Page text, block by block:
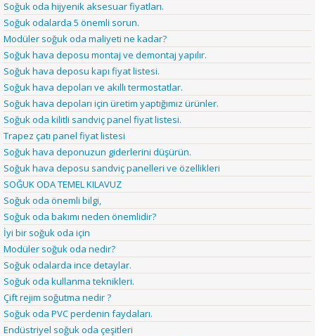
Soğuk oda hijyenik aksesuar fiyatları.
Soğuk odalarda 5 önemli sorun.
Modüler soğuk oda maliyeti ne kadar?
Soğuk hava deposu montaj ve demontaj yapılır.
Soğuk hava deposu kapı fiyat listesi.
Soğuk hava depoları ve akıllı termostatlar.
Soğuk hava depoları için üretim yaptığımız ürünler.
Soğuk oda kilitli sandviç panel fiyat listesi.
Trapez çatı panel fiyat listesi
Soğuk hava deponuzun giderlerini düşürün.
Soğuk hava deposu sandviç panelleri ve özellikleri
SOĞUK ODA TEMEL KILAVUZ
Soğuk oda önemli bilgi,
Soğuk oda bakımı neden önemlidir?
İyi bir soğuk oda için
Modüler soğuk oda nedir?
Soğuk odalarda ince detaylar.
Soğuk oda kullanma teknikleri.
Çift rejim soğutma nedir ?
Soğuk oda PVC perdenin faydaları.
Endüstriyel soğuk oda çeşitleri